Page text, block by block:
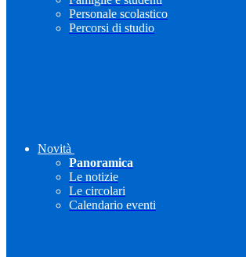
Personale scolastico
Percorsi di studio
Novità
Panoramica
Le notizie
Le circolari
Calendario eventi